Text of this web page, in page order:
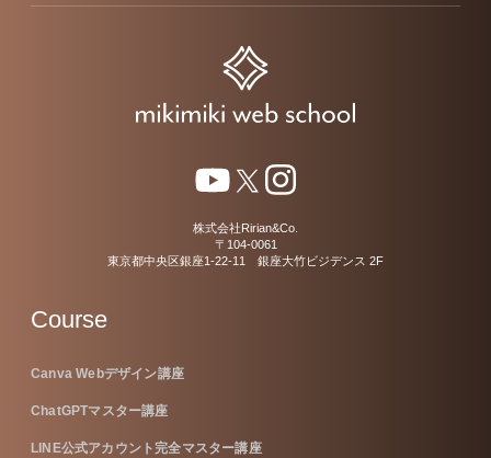
株式会社Ririan&Co.
〒104-0061
東京都中央区銀座1-22-11 銀座大竹ビジデンス 2F
Course
Canva Webデザイン講座
ChatGPTマスター講座
LINE公式アカウント完全マスター講座